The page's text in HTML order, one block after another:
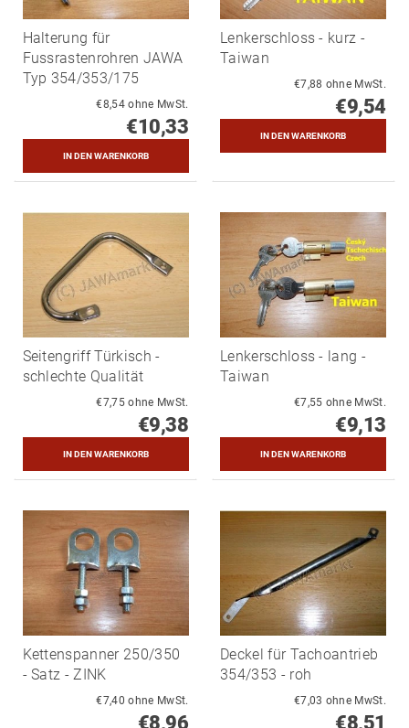
Halterung für
Fussrastenrohren JAWA
Typ 354/353/175
€8,54 ohne MwSt.
€10,33
Lenkerschloss - kurz -
Taiwan
€7,88 ohne MwSt.
€9,54
Seitengriff Türkisch -
schlechte Qualität
€7,75 ohne MwSt.
€9,38
Lenkerschloss - lang -
Taiwan
€7,55 ohne MwSt.
€9,13
Kettenspanner 250/350
- Satz - ZINK
€7,40 ohne MwSt.
€8,96
Deckel für Tachoantrieb
354/353 - roh
€7,03 ohne MwSt.
€8,51